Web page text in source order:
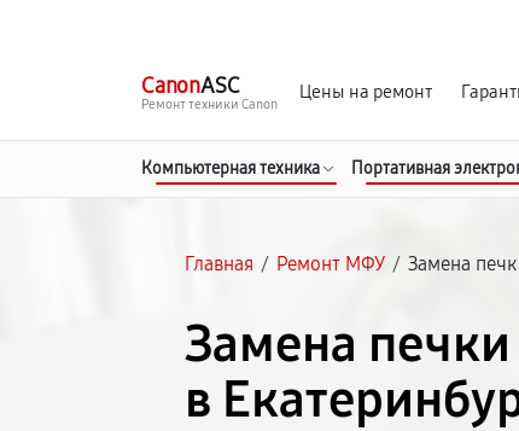
CanonASC
Ремонт техники Canon
Цены на ремонт
Компьютерная техника Портативная
Главная / Ремонт МФУ / Замена
Замена
в